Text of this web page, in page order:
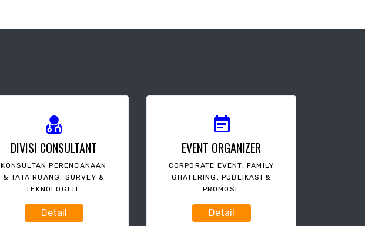
DIVISI CONSULTANT
KONSULTAN PERENCANAAN
& TATA RUANG, SURVEY &
TEKNOLOGI IT.
Detail
EVENT ORGANIZER
CORPORATE EVENT, FAMILY
GHATERING, PUBLIKASI &
PROMOSI.
Detail